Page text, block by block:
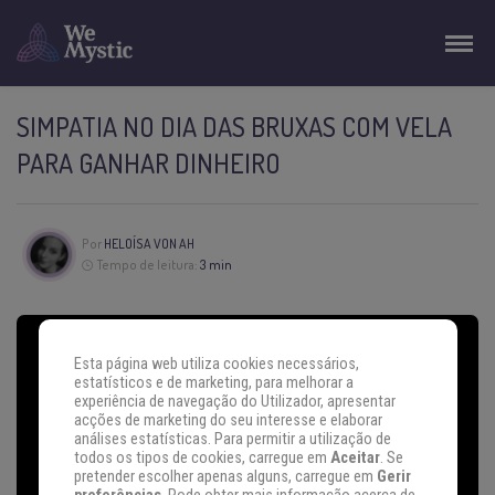
SIMPATIA NO DIA DAS BRUXAS COM VELA
PARA GANHAR DINHEIRO
Por HELOÍSA VON AH
Tempo de leitura: 3 min
Esta página web utiliza cookies necessários,
estatísticos e de marketing, para melhorar a
experiência de navegação do Utilizador, apresentar
acções de marketing do seu interesse e elaborar
análises estatísticas. Para permitir a utilização de
todos os tipos de cookies, carregue em Aceitar. Se
pretender escolher apenas alguns, carregue em Gerir